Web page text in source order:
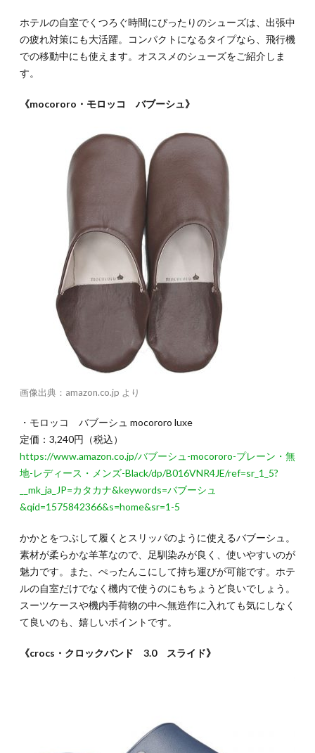
ホテルの自室でくつろぐ時間にぴったりのシューズは、出張中
の疲れ対策にも大活躍。コンパクトになるタイプなら、飛行機
での移動中にも使えます。オススメのシューズをご紹介しま
す。
《mocororo・モロッコ バブーシュ》
画像出典：amazon.co.jp より
・モロッコ バブーシュ mocororo luxe
定価：3,240円（税込）
https://www.amazon.co.jp/バブーシュ-mocororo-プレーン・無
地-レディース・メンズ-Black/dp/B016VNR4JE/ref=sr_1_5?
__mk_ja_JP=カタカナ&keywords=バブーシュ
&qid=1575842366&s=home&sr=1-5
かかとをつぶして履くとスリッパのように使えるバブーシュ。
素材が柔らかな羊革なので、足馴染みが良く、使いやすいのが
魅力です。また、ぺったんこにして持ち運びが可能です。ホテ
ルの自室だけでなく機内で使うのにもちょうど良いでしょう。
スーツケースや機内手荷物の中へ無造作に入れても気にしなく
て良いのも、嬉しいポイントです。
《crocs・クロックバンド 3.0 スライド》